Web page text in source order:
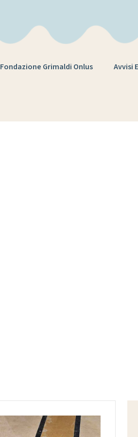
Fondazione Grimaldi Onlus Avvisi